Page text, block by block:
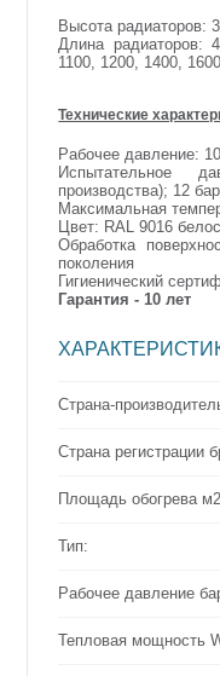
Высота радиаторов:
Длина радиаторов:
1100, 1200, 1400,
Технические
Рабочее давление:
Испытательное
производства); 12
Максимальная
Цвет: RAL 9016
Обработка
поколения
Гигиенический
Гарантия - 10 лет
Страна-
Страна регистрации
Площадь обогрева
Тип:
Рабочее давление
Тепловая мощность